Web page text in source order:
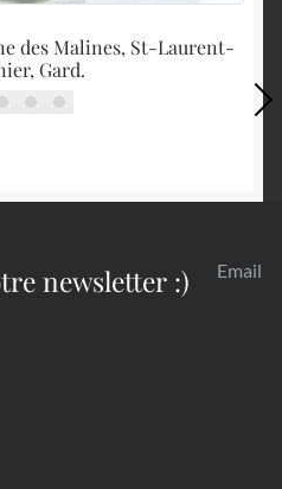
des Malines, St-Laurent-
Gard.
newsletter :) Email